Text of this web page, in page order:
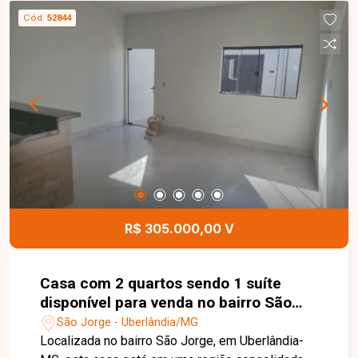
03 quartos, sendo 01 suíte, banheiro social com
armário e box, cozinha, lavanderia e ambientes
bem planejados, proporcionando conforto e
excelente oportunidade para quem busca um
apartamento espaçoso, bem localizado e ideal
para morar com qualidade no bairro Saraiva.
Agende uma visita e venha conhecer todos os
detalhes deste imóvel.
Cód. 52844
R$ 305.000,00 V
Casa com 2 quartos sendo 1 suíte
disponível para venda no bairro São
Jorge em Uberlândia-MG
São Jorge - Uberlândia/MG
Localizada no bairro São Jorge, em Uberlândia-